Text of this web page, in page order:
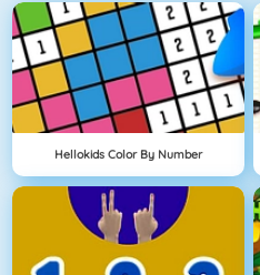
Hellokids Color By Number